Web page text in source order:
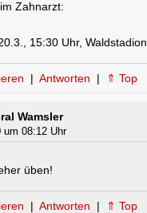
Zahnarzt:
15:30 Uhr, Waldstadion
| Antworten | ⇑ Top
Wamsler
um 08:12 Uhr
üben!
| Antworten | ⇑ Top